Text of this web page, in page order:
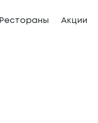
Рестораны Акции